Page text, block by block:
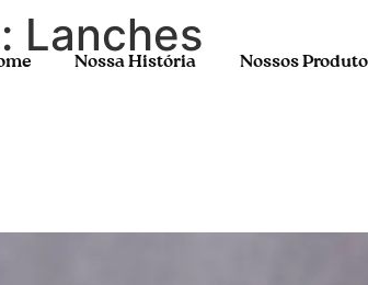
Nossa História Nossos
Lanches